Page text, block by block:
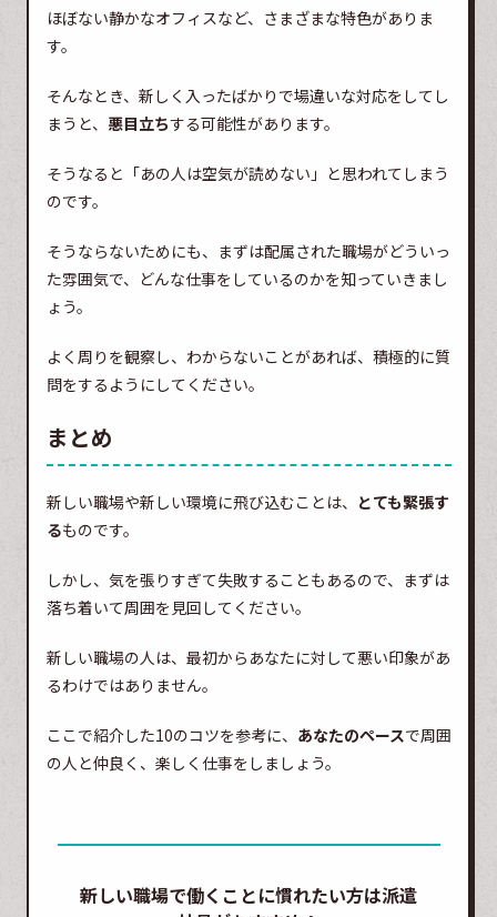
ほぼない静かなオフィスなど、さまざまな特色がありま
す。
そんなとき、新しく入ったばかりで場違いな対応をしてし
まうと、 悪目立ちする可能性があります。
そうなると「あの人は空気が読めない」と思われてしまう
のです。
そうならないためにも、まずは配属された職場がどういっ
た雰囲気で、どんな仕事をしているのかを知っていきまし
ょう。
よく周りを観察し、わからないことがあれば、積極的に質
問をするようにしてください。
まとめ
新しい職場や新しい環境に飛び込むことは、 とても緊張す
るものです。
しかし、気を張りすぎて失敗することもあるので、まずは
落ち着いて周囲を見回してください。
新しい職場の人は、最初からあなたに対して悪い印象があ
るわけではありません。
ここで紹介した10のコツを参考に、 あなたのペースで周囲
の人と仲良く、楽しく仕事をしましょう。
新しい職場で働くことに慣れたい方は派遣